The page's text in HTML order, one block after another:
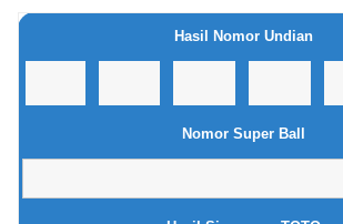
Hasil Nomor Undian
Nomor Super Ball